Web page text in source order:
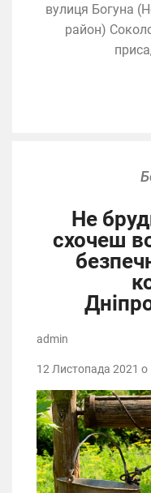
вулиця Богуна
район)
Не
схочеш
admin
12 Листопада 2021 о